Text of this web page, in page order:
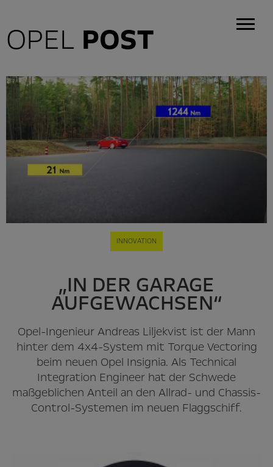
OPEL POST
INNOVATION
„IN DER GARAGE
AUFGEWACHSEN“
Opel-Ingenieur Andreas Liljekvist ist der Mann
hinter dem 4x4-System mit Torque Vectoring
beim neuen Opel Insignia. Als Technical
Integration Engineer hat der Schwede
maßgeblichen Anteil an den Allrad- und Chassis-
Control-Systemen im neuen Flaggschiff.